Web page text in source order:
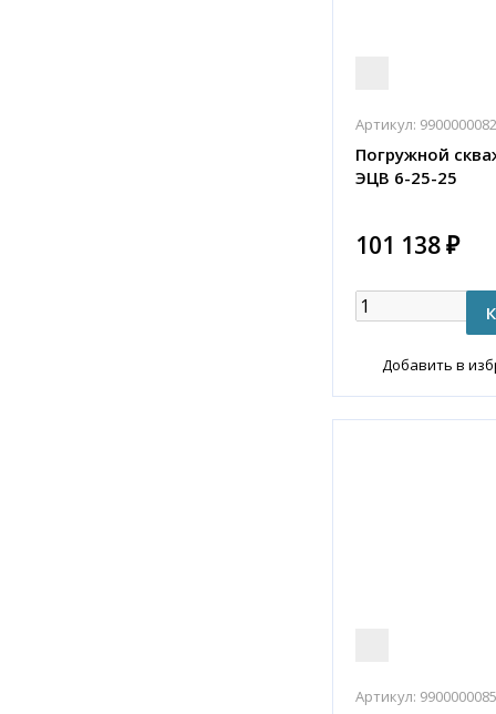
Артикул:
Погружной
ЭЦВ 6-25-25
101 138 ₽
Добавить в
Артикул: